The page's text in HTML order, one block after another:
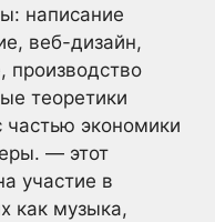
написание
веб-дизайн,
производство
теоретики
частью экономики
— этот
участие в
как музыка,